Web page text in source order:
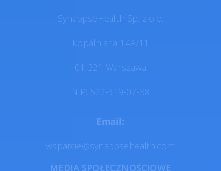
SynappseHealth Sp. z o.o.
Kopalniana 14A/11
01-321 Warszawa
NIP: 522-319-07-38
Email:
wsparcie@synappsehealth.com
MEDIA SPOŁECZNOŚCIOWE